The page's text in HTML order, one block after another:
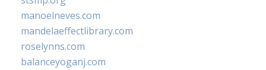
manoelneves.com
mandelaeffectlibrary.com
roselynns.com
balanceyoganj.com